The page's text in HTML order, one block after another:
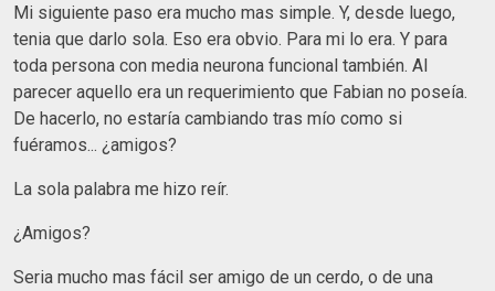
Mi siguiente paso era mucho mas simple. Y, desde luego,
tenia que darlo sola. Eso era obvio. Para mi lo era. Y para
toda persona con media neurona funcional también. Al
parecer aquello era un requerimiento que Fabian no poseía.
De hacerlo, no estaría cambiando tras mío como si
fuéramos... ¿amigos?
La sola palabra me hizo reír.
¿Amigos?
Seria mucho mas fácil ser amigo de un cerdo, o de una